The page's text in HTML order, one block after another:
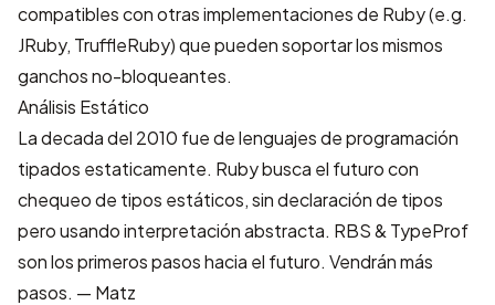
compatibles con otras implementaciones de Ruby (e.g.
JRuby, TruffleRuby) que pueden soportar los mismos
ganchos no-bloqueantes.
Análisis Estático
La decada del 2010 fue de lenguajes de programación
tipados estaticamente. Ruby busca el futuro con
chequeo de tipos estáticos, sin declaración de tipos
pero usando interpretación abstracta. RBS & TypeProf
son los primeros pasos hacia el futuro. Vendrán más
pasos. — Matz